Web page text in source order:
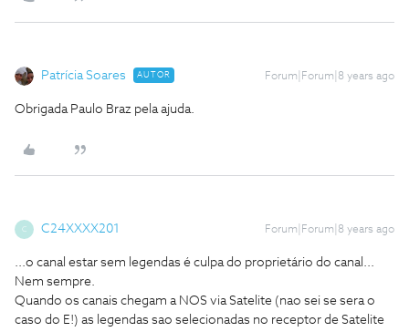
Patrícia Soares AUTOR Forum|Forum|8 years ago
Obrigada Paulo Braz pela ajuda.
C C24XXXX201 Forum|Forum|8 years ago
...o canal estar sem legendas é culpa do proprietário do canal...
Nem sempre.
Quando os canais chegam a NOS via Satelite (nao sei se sera o
caso do E!) as legendas sao selecionadas no receptor de Satelite